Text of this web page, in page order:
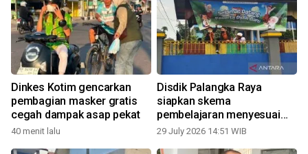
Dinkes Kotim gencarkan
pembagian masker gratis
cegah dampak asap pekat
40 menit lalu
Disdik Palangka Raya
siapkan skema
pembelajaran menyesuai
kondisi kualitas udara
29 July 2026 14:51 WIB